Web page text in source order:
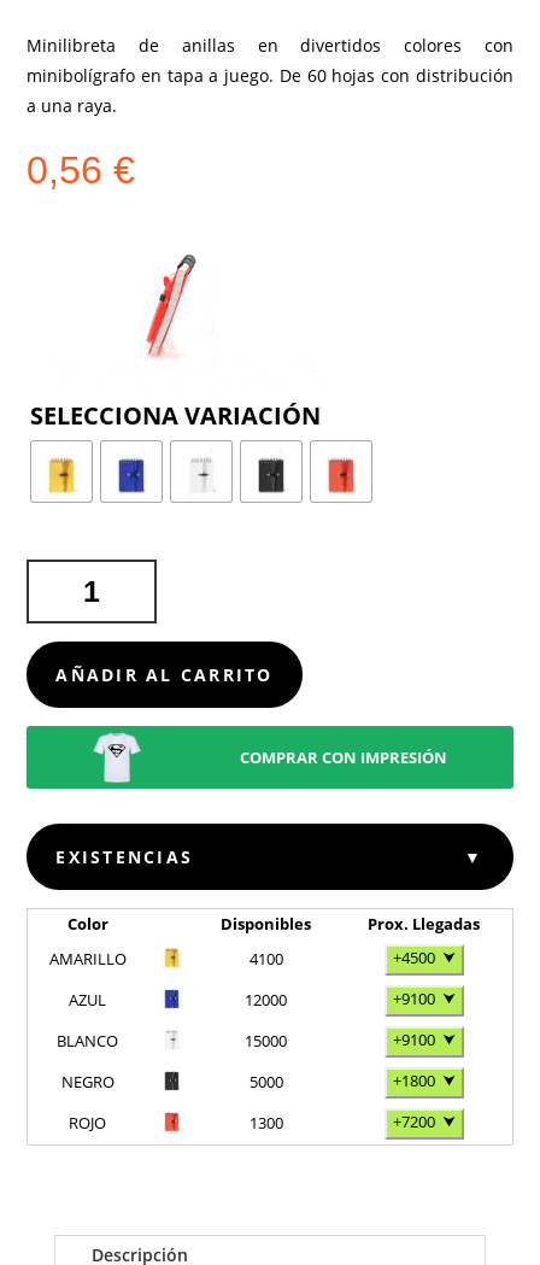
Minilibreta de anillas en divertidos colores con
minibolígrafo en tapa a juego. De 60 hojas con distribución
a una raya.
0,56€
CANTIDAD
AÑADIR AL CARRITO
COMPRAR CON IMPRESIÓN
EXISTENCIAS ▼
Color Disponibles
Prox. Llegadas
AMARILLO
4100 +4500 ⮟
AZUL
12000 +9100 ⮟
BLANCO
15000 +9100 ⮟
NEGRO
5000 +1800 ⮟
ROJO
1300 +7200 ⮟
Descripción